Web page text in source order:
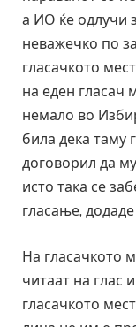
а ИО ќе одлучи
неважечко по
гласачкото
на еден гласач
немало во
била дека таму
договорил да
исто така се
гласање,
На гласачкото
читаат на глас
гласачкото